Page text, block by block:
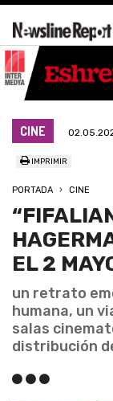
CINE
IMPRIMIR
PORTADA CINE
EL 2
un retrato
humana, un
salas
distribución